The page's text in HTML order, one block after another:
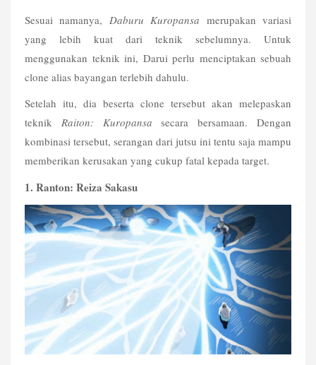
Sesuai namanya, Daburu Kuropansa merupakan variasi
yang lebih kuat dari teknik sebelumnya. Untuk
menggunakan teknik ini, Darui perlu menciptakan sebuah
clone alias bayangan terlebih dahulu.
Setelah itu, dia beserta clone tersebut akan melepaskan
teknik Raiton: Kuropansa secara bersamaan. Dengan
kombinasi tersebut, serangan dari jutsu ini tentu saja mampu
memberikan kerusakan yang cukup fatal kepada target.
1. Ranton: Reiza Sakasu